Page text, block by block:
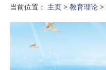
当前位置： 主页 > 教育理论 >